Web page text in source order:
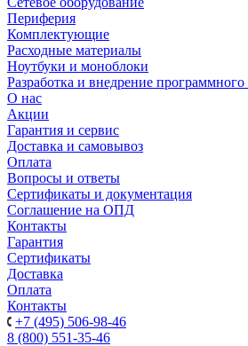
Периферия
Комплектующие
Расходные материалы
Ноутбуки и моноблоки
Разработка и внедрение программного
О нас
Акции
Гарантия и сервис
Доставка и самовывоз
Оплата
Вопросы и ответы
Сертификаты и документация
Соглашение на ОПД
Контакты
Гарантия
Сертификаты
Доставка
Оплата
Контакты
+7 (495) 506-98-46
8 (800) 551-35-46